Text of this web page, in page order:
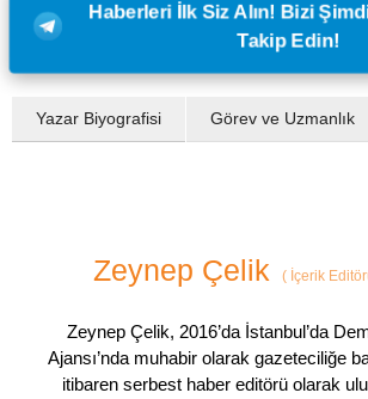
Haberleri İlk Siz Alın! Bizi
Takip Edin!
Yazar Biyografisi Görev ve Uzmanlık
Zeynep Çelik (İçerik
Zeynep Çelik, 2016’da İstanbul’da
Ajansı’nda muhabir olarak gazeteciliğe
itibaren serbest haber editörü olarak